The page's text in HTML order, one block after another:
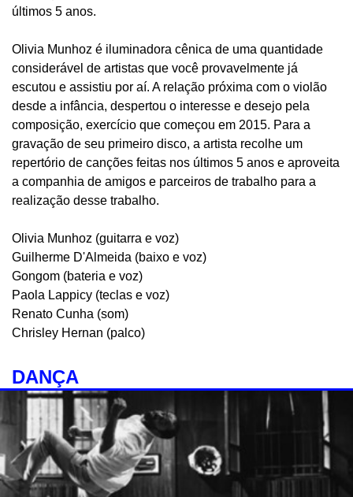
últimos 5 anos.
Olivia Munhoz é iluminadora cênica de uma quantidade
considerável de artistas que você provavelmente já
escutou e assistiu por aí. A relação próxima com o violão
desde a infância, despertou o interesse e desejo pela
composição, exercício que começou em 2015. Para a
gravação de seu primeiro disco, a artista recolhe um
repertório de canções feitas nos últimos 5 anos e aproveita
a companhia de amigos e parceiros de trabalho para a
realização desse trabalho.
Olivia Munhoz (guitarra e voz)
Guilherme D'Almeida (baixo e voz)
Gongom (bateria e voz)
Paola Lappicy (teclas e voz)
Renato Cunha (som)
Chrisley Hernan (palco)
DANÇA